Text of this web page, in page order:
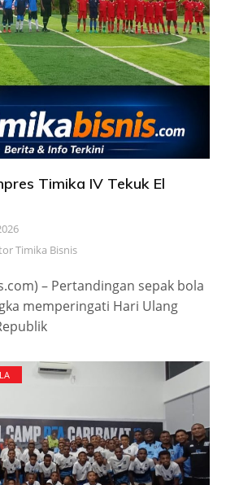
Timika IV Tekuk El
Timika Bisnis
– Pertandingan sepak bola
memperingati Hari Ulang